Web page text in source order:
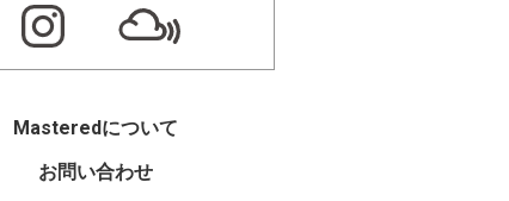
Masteredについて
お問い合わせ